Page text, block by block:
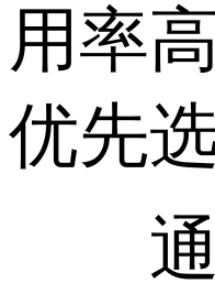
用率
优先
通过